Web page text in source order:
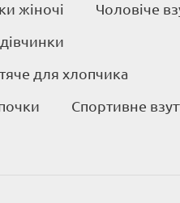
жіночі
Чоловіче
для хлопчика
Спортивне